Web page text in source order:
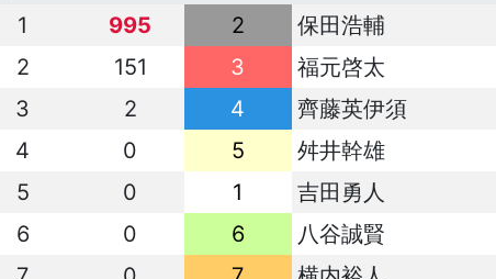
1
995 2
保田浩輔
2
151 3
福元啓太
3
2 4
齊藤英伊須
4
0 5
舛井幹雄
5
0 1
吉田勇人
6
0 6
八谷誠賢